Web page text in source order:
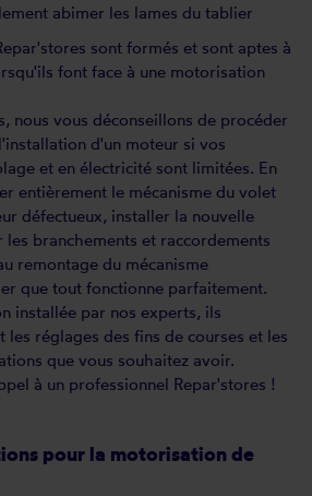
abimer les lames du tablier
sont formés et sont aptes à
font face à une motorisation
nous vous déconseillons de procéder
d'un moteur si vos
et en électricité sont limitées. En
entièrement le mécanisme du volet
défectueux, installer la nouvelle
branchements et raccordements
remontage du mécanisme
que tout fonctionne parfaitement.
installée par nos experts, ils
les réglages des fins de courses et les
que vous souhaitez avoir.
à un professionnel Repar'stores !
pour la motorisation de